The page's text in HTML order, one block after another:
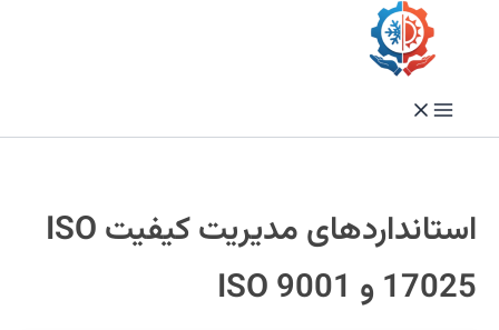
استانداردهای مدیریت کیفیت ISO
17025 و ISO 9001